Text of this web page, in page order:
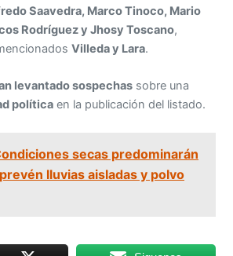
Saavedra, Marco Tinoco, Mario
Rodríguez y Jhosy Toscano,
Villeda y Lara.
levantado sospechas sobre una
política en la publicación del listado.
secas predominarán
lluvias aisladas y polvo